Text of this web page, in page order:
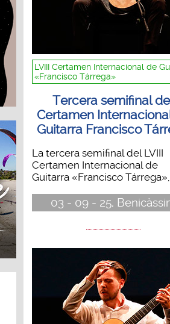
LVIII Certamen Internacional de
«Francisco Tárrega»
Tercera semifinal
Certamen
Guitarra Francisco
La tercera semifinal del LVIII
Certamen Internacional de
Guitarra «Francisco Tárrega»,
03 - 09 - 25,